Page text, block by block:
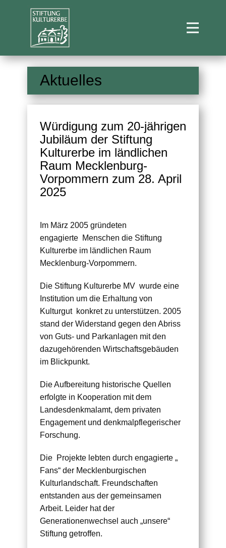
Aktuelles
Würdigung zum 20-jährigen
Jubiläum der Stiftung
Kulturerbe im ländlichen
Raum Mecklenburg-
Vorpommern zum 28. April
2025
Im März 2005 gründeten
engagierte Menschen die Stiftung
Kulturerbe im ländlichen Raum
Mecklenburg-Vorpommern.
Die Stiftung Kulturerbe MV wurde eine
Institution um die Erhaltung von
Kulturgut konkret zu unterstützen. 2005
stand der Widerstand gegen den Abriss
von Guts- und Parkanlagen mit den
dazugehörenden Wirtschaftsgebäuden
im Blickpunkt.
Die Aufbereitung historische Quellen
erfolgte in Kooperation mit dem
Landesdenkmalamt, dem privaten
Engagement und denkmalpflegerischer
Forschung.
Die Projekte lebten durch engagierte „
Fans“ der Mecklenburgischen
Kulturlandschaft. Freundschaften
entstanden aus der gemeinsamen
Arbeit. Leider hat der
Generationenwechsel auch „unsere“
Stiftung getroffen.